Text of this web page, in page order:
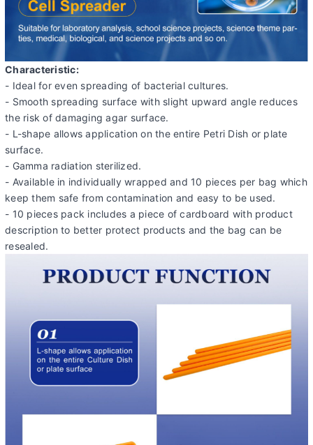
Characteristic:
- Ideal for even spreading of bacterial cultures.
- Smooth spreading surface with slight upward angle reduces
the risk of damaging agar surface.
- L-shape allows application on the entire Petri Dish or plate
surface.
- Gamma radiation sterilized.
- Available in individually wrapped and 10 pieces per bag which
keep them safe from contamination and easy to be used.
- 10 pieces pack includes a piece of cardboard with product
description to better protect products and the bag can be
resealed.